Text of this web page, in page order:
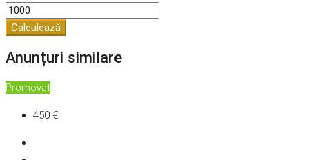
Calculează
Anunțuri similare
Promovat
450 €